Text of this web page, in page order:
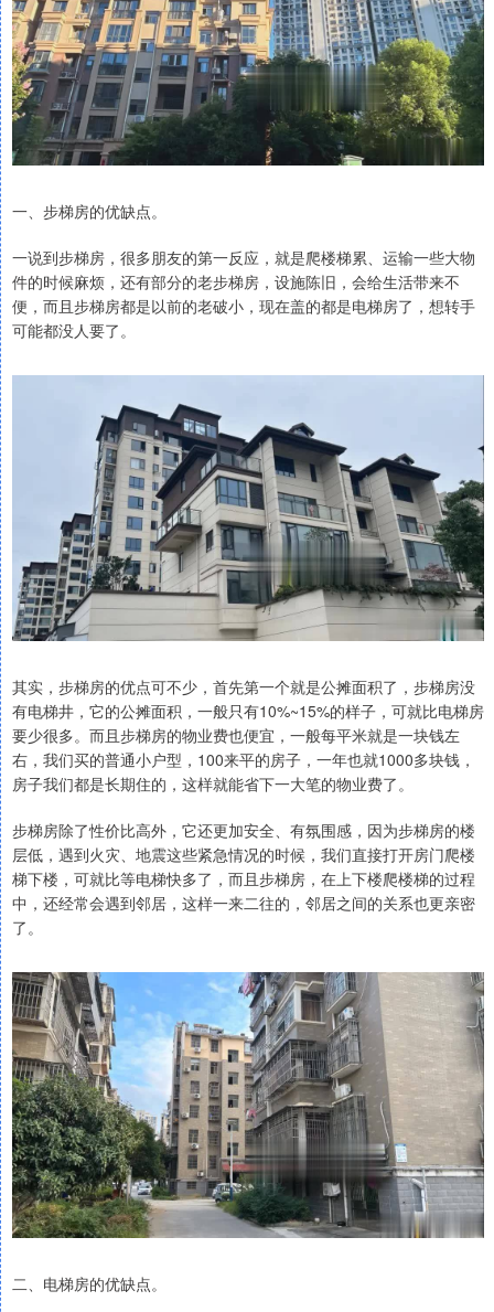
一、步梯房的优缺点。
一说到步梯房，很多朋友的第一反应，就是爬楼梯累、运输一些大物
件的时候麻烦，还有部分的老步梯房，设施陈旧，会给生活带来不
便，而且步梯房都是以前的老破小，现在盖的都是电梯房了，想转手
可能都没人要了。
其实，步梯房的优点可不少，首先第一个就是公摊面积了，步梯房没
有电梯井，它的公摊面积，一般只有10%~15%的样子，可就比电梯房
要少很多。而且步梯房的物业费也便宜，一般每平米就是一块钱左
右，我们买的普通小户型，100来平的房子，一年也就1000多块钱，
房子我们都是长期住的，这样就能省下一大笔的物业费了。
步梯房除了性价比高外，它还更加安全、有氛围感，因为步梯房的楼
层低，遇到火灾、地震这些紧急情况的时候，我们直接打开房门爬楼
梯下楼，可就比等电梯快多了，而且步梯房，在上下楼爬楼梯的过程
中，还经常会遇到邻居，这样一来二往的，邻居之间的关系也更亲密
了。
二、电梯房的优缺点。